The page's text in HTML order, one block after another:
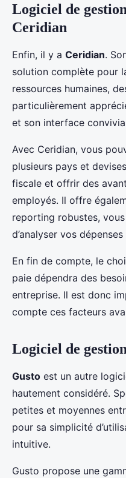
Logiciel de
Ceridian
Enfin, il y a Ceridian.
solution complète pour
ressources humaines,
particulièrement
et son interface
Avec Ceridian, vous
plusieurs pays et
fiscale et offrir des
employés. Il offre
reporting robustes,
d’analyser vos
En fin de compte, le
paie dépendra des
entreprise. Il est donc
compte ces facteurs
Logiciel de
Gusto est un autre
hautement considéré.
petites et moyennes
pour sa simplicité
intuitive.
Gusto propose une